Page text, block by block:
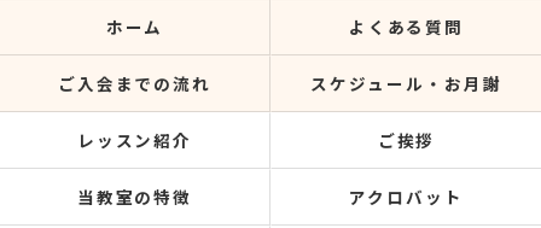
ホーム よくある質問
ご入会までの流れ スケジュール・お月謝
レッスン紹介 ご挨拶
当教室の特徴 アクロバット